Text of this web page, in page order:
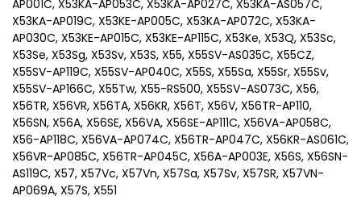
AP001C, X53KA-AP053C, X53KA-AP027C, X53KA-AS057C,
X53KA-AP019C, X53KE-AP005C, X53KA-AP072C, X53KA-
AP030C, X53KE-AP015C, X53KE-AP115C, X53Ke, X53Q, X53Sc,
X53Se, X53Sg, X53Sv, X53S, X55, X55SV-AS035C, X55CZ,
X55SV-AP119C, X55SV-AP040C, X55S, X55Sa, X55Sr, X55Sv,
X55SV-AP166C, X55Tw, X55-RS500, X55SV-AS073C, X56,
X56TR, X56VR, X56TA, X56KR, X56T, X56V, X56TR-AP110,
X56SN, X56A, X56SE, X56VA, X56SE-AP111C, X56VA-AP058C,
X56-AP118C, X56VA-AP074C, X56TR-AP047C, X56KR-AS061C,
X56VR-AP085C, X56TR-AP045C, X56A-AP003E, X56S, X56SN-
AS119C, X57, X57Vc, X57Vn, X57Sa, X57Sv, X57SR, X57VN-
AP069A, X57S, X551